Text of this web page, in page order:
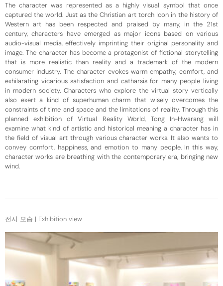
The character was represented as a highly visual symbol that once
captured the world. Just as the Christian art torch Icon in the history of
Western art has been respected and praised by many, in the 21st
century, characters have emerged as major icons based on various
audio-visual media, effectively imprinting their original personality and
image. The character has become a protagonist of fictional storytelling
that is more realistic than reality and a trademark of the modern
consumer industry. The character evokes warm empathy, comfort, and
exhilarating vicarious satisfaction and catharsis for many people living
in modern society. Characters who explore the virtual story vertically
also exert a kind of superhuman charm that wisely overcomes the
constraints of time and space and the limitations of reality. Through this
planned exhibition of Virtual Reality World, Tong In-Hwarang will
examine what kind of artistic and historical meaning a character has in
the field of visual art through various character works. It also wants to
convey comfort, happiness, and emotion to many people. In this way,
character works are breathing with the contemporary era, bringing new
wind.
전시 모습 | Exhibition view